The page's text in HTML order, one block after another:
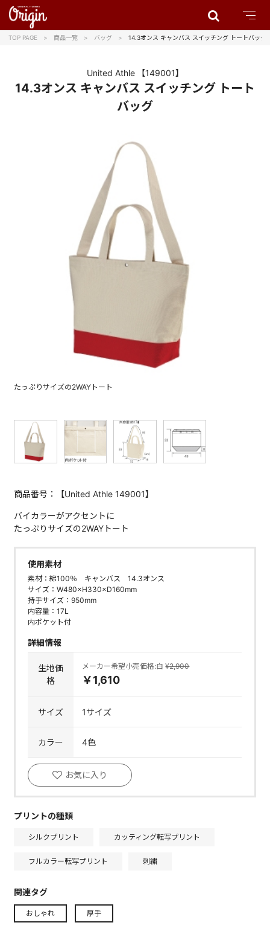
TOP PAGE 商品一覧 バッグ 14.3オンス キャンバス スイッチング トートバッグ
United Athle 【149001】
14.3オンス キャンバス スイッチング トート
バッグ
たっぷりサイズの2WAYトート
商品番号：【United Athle 149001】
バイカラーがアクセントに
たっぷりサイズの2WAYトート
使用素材
素材：綿100％ キャンバス 14.3オンス
サイズ：W480×H330×D160mm
持手サイズ：950mm
内容量：17L
内ポケット付
詳細情報
生地価
格
メーカー希望小売価格:白¥2,900
￥1,610
サイズ 1サイズ
カラー 4色
お気に入り
プリントの種類
シルクプリント カッティング転写プリント
フルカラー転写プリント 刺繍
関連タグ
おしゃれ 厚手